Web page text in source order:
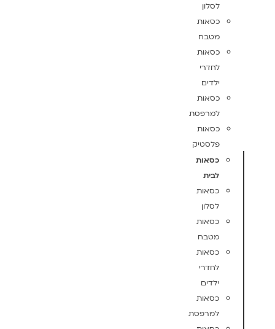
לסלון
כסאות
מטבח
כסאות
לחדרי
ילדים
כסאות
למרפסת
כסאות
פלסטיק
כסאות
לבית
כסאות
לסלון
כסאות
מטבח
כסאות
לחדרי
ילדים
כסאות
למרפסת